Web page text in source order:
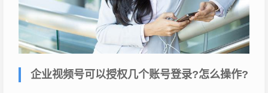
企业视频号可以授权几个账号登录?怎么操作?